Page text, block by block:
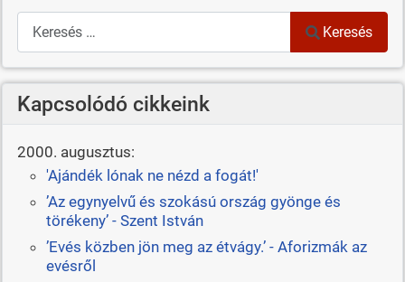
Keresés
Keresés
Kapcsolódó cikkeink
2000. augusztus:
'Ajándék lónak ne nézd a fogát!'
’Az egynyelvű és szokású ország gyönge és
törékeny’ - Szent István
’Evés közben jön meg az étvágy.’ - Aforizmák az
evésről